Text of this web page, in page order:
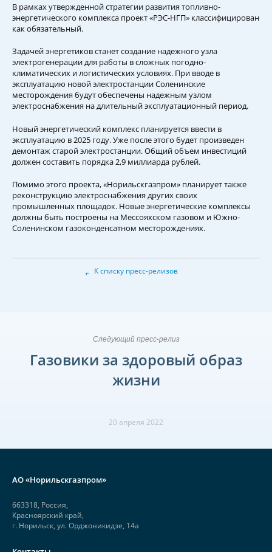
В рамках утвержденной стратегии развития топливно-
энергетического комплекса проект «РЭС-НГП» классифицирован
как обязательный.
Задачей энергетиков станет создание надежного узла
электрогенерации для работы в сложных погодно-
климатических и логистических условиях. При вводе в
эксплуатацию новой электростанции Соленинские
месторождения будут обеспечены надежным узлом
электроснабжения на длительный эксплуатационный период.
Новый энергетический комплекс планируется ввести в
эксплуатацию в 2025 году. Уже после этого будет произведен
демонтаж старой электростанции. Общий объем инвестиций
должен составить порядка 2,9 миллиарда рублей.
Помимо этого проекта, «Норильскгазпром» планирует также
реконструкцию электроснабжения других своих
промышленных площадок. Новые энергетические комплексы
должны быть построены на Мессояхском газовом и Южно-
Соленинском газоконденсатном месторождениях.
← К списку пресс-релизов
Следующий пресс-релиз
Газовики за здоровый образ
жизни
20 апреля 2022
АО «Норильскгазпром»
663318, Россия,
Красноярский край,
г. Норильск, ул. Орджоникидзе, 14а